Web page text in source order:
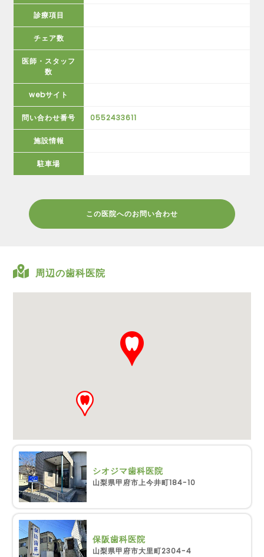
診療項目
チェア数
医師・スタッフ
数
webサイト
問い合わせ番号 0552433611
施設情報
駐車場
この医院へのお問い合わせ
周辺の歯科医院
シオジマ歯科医院
山梨県甲府市上今井町184-10
保阪歯科医院
山梨県甲府市大里町2304-4